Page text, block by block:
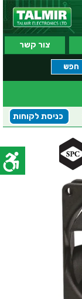
צור קשר
כניסת לקוחות